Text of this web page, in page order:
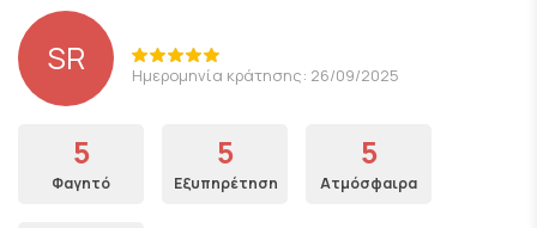
SR Ημερομηνία κράτησης: 26/09/2025
5
Φαγητό
5
Εξυπηρέτηση
5
Ατμόσφαιρα